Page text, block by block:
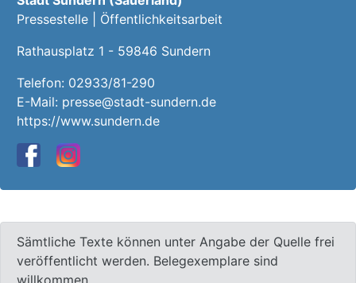
Pressestelle | Öffentlichkeitsarbeit
Rathausplatz 1 - 59846 Sundern
Telefon: 02933/81-290
E-Mail: presse@stadt-sundern.de
https://www.sundern.de
Sämtliche Texte können unter Angabe der Quelle frei
veröffentlicht werden. Belegexemplare sind
willkommen.